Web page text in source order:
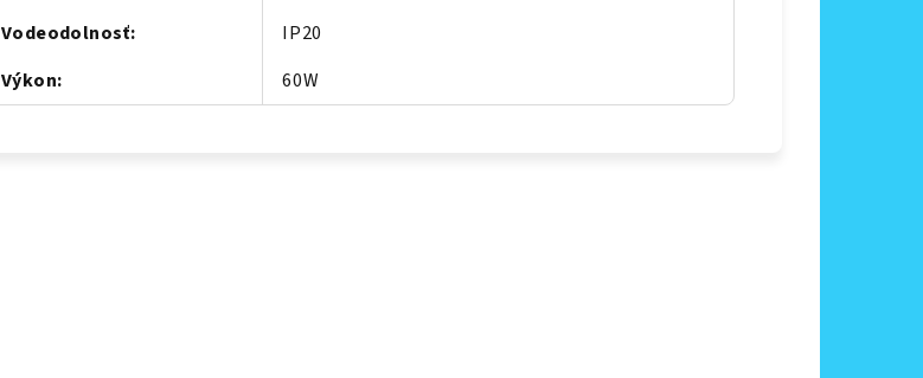
Vodeodolnosť:
IP20
Výkon: 60W